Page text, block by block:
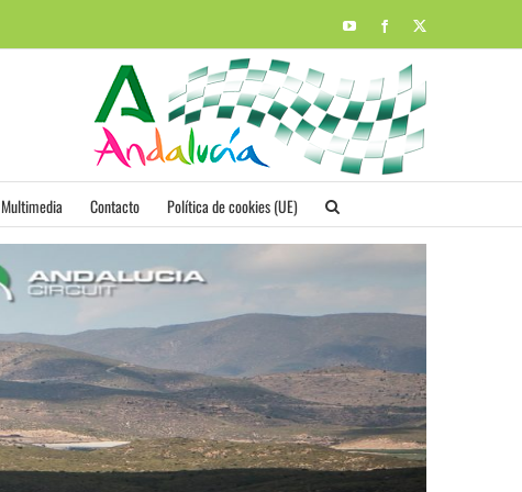
YouTubeFacebook
Multimedia Contacto Política de cookies (UE)